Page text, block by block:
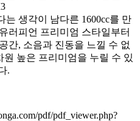
생각이 남다른 1600cc를 만
러피언 프리미엄 스타일부터
간, 소음과 진동을 느낄 수 없
높은 프리미엄을 누릴 수 있
.
pdf/pdf_viewer.php?